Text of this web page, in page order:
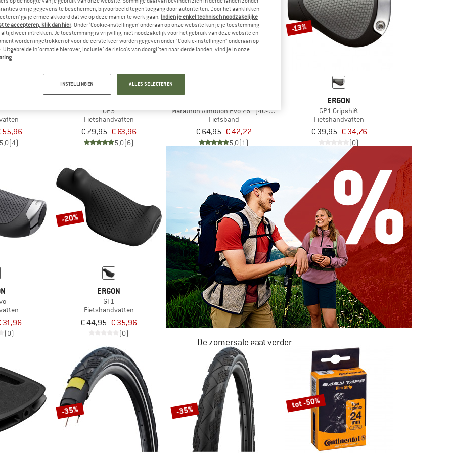
55,96
5,0(4)
-20%
GP5
Fietshandvatten
€ 79,95 € 63,96
5,0(6)
-35%
Marathon Almotion Evo 28'' (40-622) V-Guard FB
Fietsband
€ 64,95 € 42,22
5,0(1)
-13%
ERGON
GP1 Gripshift
Fietshandvatten
€ 39,95 € 34,76
(0)
31,96
(0)
-20%
ERGON
GT1
Fietshandvatten
€ 44,95 € 35,96
(0)
De zomersale gaat verder
NU TOT MAAR LIEFST -50%
NAAR DE SALE
-35% -35% tot -50%
om je gegevens te beschermen, bijvoorbeeld tegen toegang door autoriteiten. Door het aanklikken
ga je ermee akkoord dat we op deze manier te werk gaan. Indien je enkel technisch noodzakelijke
te accepteren, klik dan hier. Onder ‘Cookie-instellingen’ onderaan op onze website kun je je toestemming
altijd weer intrekken. Je toestemming is vrijwillig, niet noodzakelijk voor het gebruik van deze website en
worden ingetrokken of voor de eerste keer worden gegeven onder "Cookie-instellingen" onderaan op
Uitgebreide informatie hierover, inclusief de risico's van doorgiften naar derde landen, vind je in onze
.
INSTELLINGEN ALLES SELECTEREN